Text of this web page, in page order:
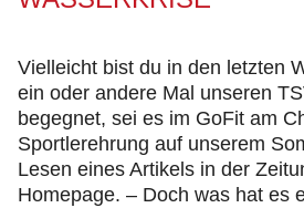
Vielleicht bist du in den letzten
ein oder andere Mal unseren
begegnet, sei es im GoFit am
Sportlerehrung auf unserem
Lesen eines Artikels in der
Homepage. – Doch was hat es